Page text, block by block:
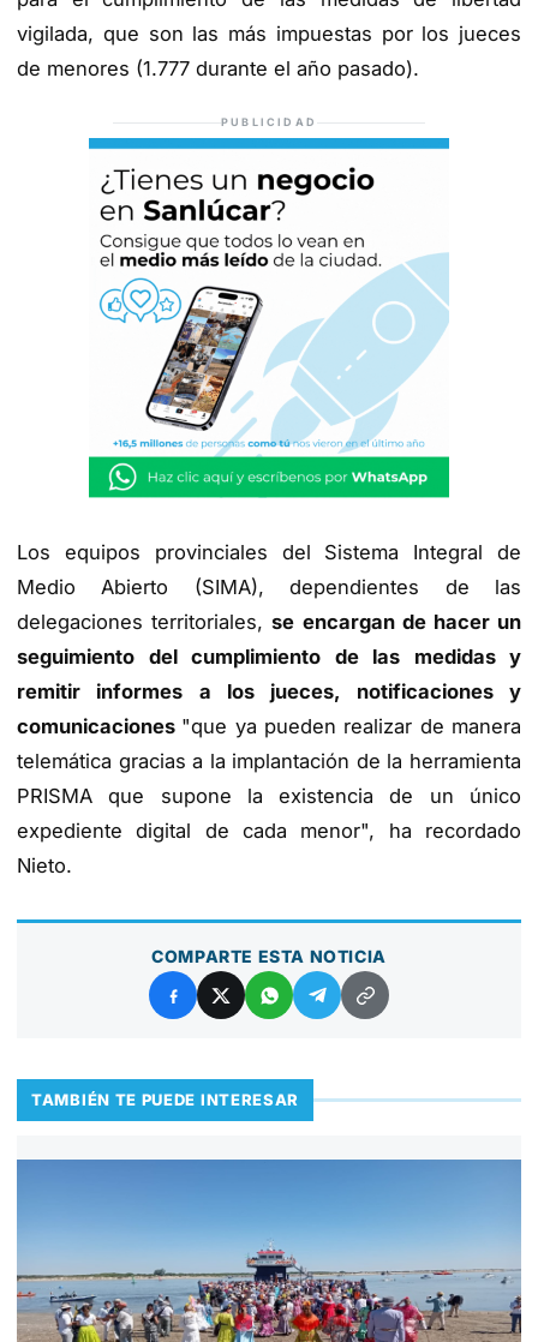
vigilada, que son las más impuestas por los jueces
de menores (1.777 durante el año pasado).
PUBLICIDAD
Los equipos provinciales del Sistema Integral de
Medio Abierto (SIMA), dependientes de las
delegaciones territoriales,se encargan de hacer un
seguimiento del cumplimiento de las medidas y
remitir informes a los jueces, notificaciones y
comunicaciones "que ya pueden realizar de manera
telemática gracias a la implantación de la herramienta
PRISMA que supone la existencia de un único
expediente digital de cada menor", ha recordado
Nieto.
COMPARTE ESTA NOTICIA
TAMBIÉN TE PUEDE INTERESAR